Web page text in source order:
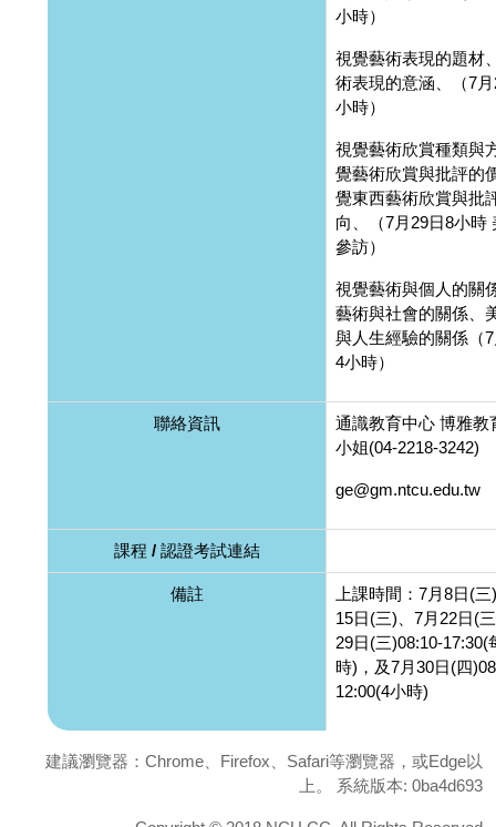
小時）
視覺藝術表現的題材
術表現的意涵、（7
小時）
視覺藝術欣賞種類與
覺藝術欣賞與批評的
覺東西藝術欣賞與批
向、（7月29日8小時
參訪）
視覺藝術與個人的關
藝術與社會的關係、
與人生經驗的關係（
4小時）
聯絡資訊
通識教育中心 博雅教
小姐(04-2218-3242)
ge@gm.ntcu.edu.tw
課程 / 認證考試連結
備註
上課時間：7月8日(
15日(三)、7月22日(
29日(三)08:10-17:30(
時)，及7月30日(四
12:00(4小時)
建議瀏覽器：Chrome、Firefox、Safari等瀏覽器，或Edge以
上。 系統版本: 0ba4d693